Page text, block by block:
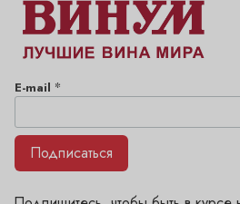
E-mail *
Подписаться